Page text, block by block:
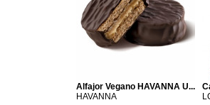
Alfajor Vegano HAVANNA U...
HAVANNA